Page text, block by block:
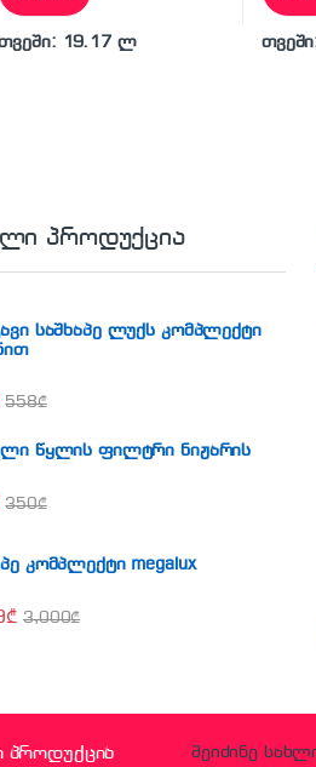
19.17 ლ
პროდუქცია
საშხაპე ლუქს კომპლექტი
558₾
წყლის ფილტრი ნიჟარის
350₾
კომპლექტი megalux
₾ 3,000₾
პროდუქცია შეიძინე